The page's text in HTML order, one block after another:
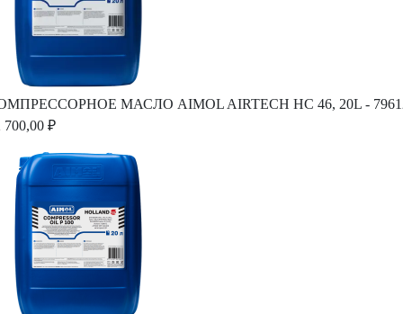
МАСЛО AIMOL AIRTECH HC 46, 20L -
700,00 ₽